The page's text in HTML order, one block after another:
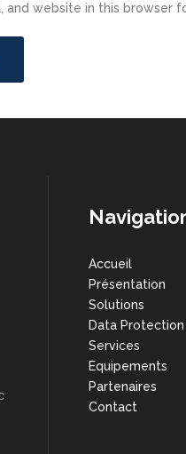
and website in this browser
Accueil
Présentation
Solutions
Data Protection
Services
Equipements
Partenaires
Contact